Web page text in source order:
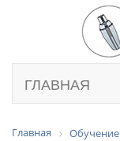
ГЛАВНАЯ
Главная Обучение